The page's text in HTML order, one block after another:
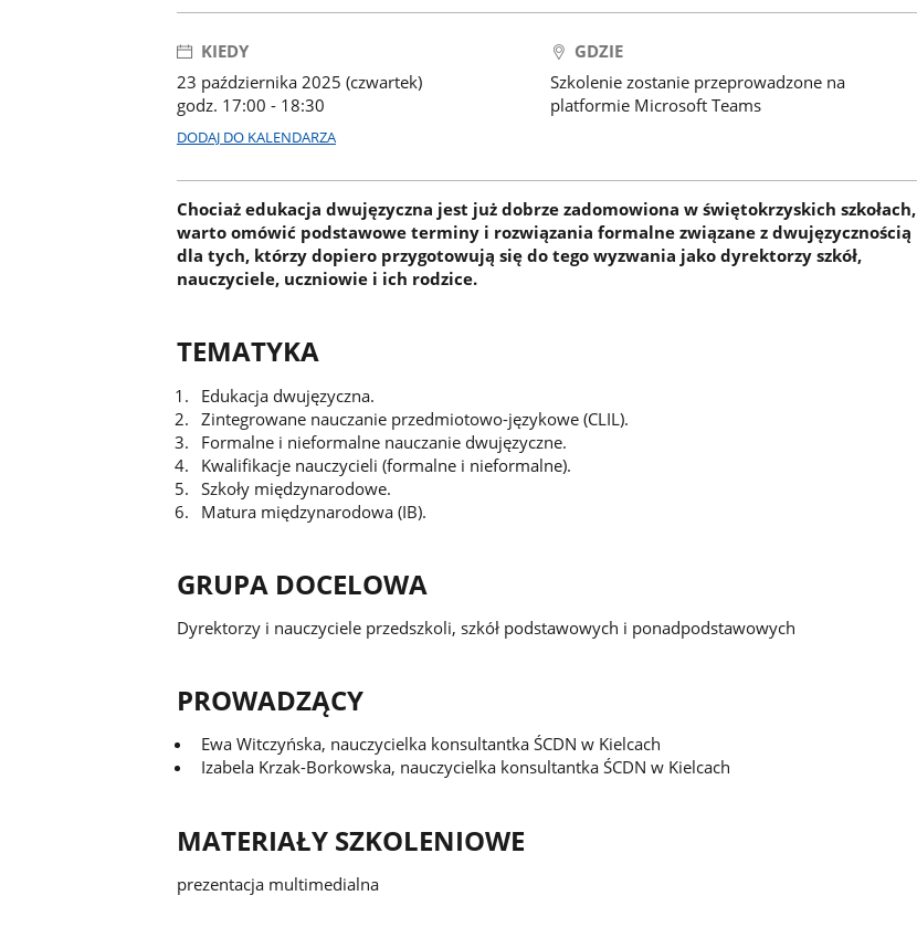
KIEDY
23 października 2025 (czwartek)
godz. 17:00 - 18:30
DODAJ DO KALENDARZA
GDZIE
Szkolenie zostanie przeprowadzone na
platformie Microsoft Teams
Chociaż edukacja dwujęzyczna jest już dobrze zadomowiona w świętokrzyskich szkołach,
warto omówić podstawowe terminy i rozwiązania formalne związane z dwujęzycznością
dla tych, którzy dopiero przygotowują się do tego wyzwania jako dyrektorzy szkół,
nauczyciele, uczniowie i ich rodzice.
TEMATYKA
Edukacja dwujęzyczna.
Zintegrowane nauczanie przedmiotowo-językowe (CLIL).
Formalne i nieformalne nauczanie dwujęzyczne.
Kwalifikacje nauczycieli (formalne i nieformalne).
Szkoły międzynarodowe.
Matura międzynarodowa (IB).
GRUPA DOCELOWA
Dyrektorzy i nauczyciele przedszkoli, szkół podstawowych i ponadpodstawowych
PROWADZĄCY
Ewa Witczyńska, nauczycielka konsultantka ŚCDN w Kielcach
Izabela Krzak-Borkowska, nauczycielka konsultantka ŚCDN w Kielcach
MATERIAŁY SZKOLENIOWE
prezentacja multimedialna